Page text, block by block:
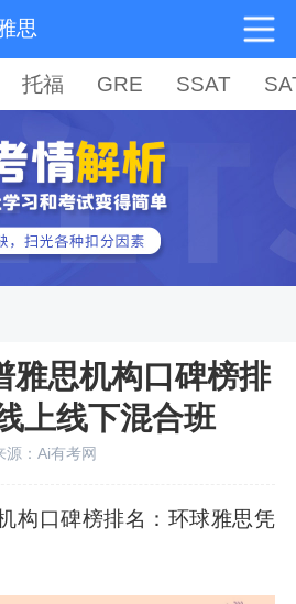
思
托福 GRE SSAT
雅思机构口碑榜排
上线下混合班
源：Ai有考网
构口碑榜排名：环球雅思凭